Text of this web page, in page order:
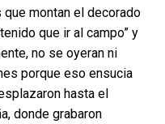
montan el decorado
que ir al campo” y
no se oyeran ni
porque eso ensucia
hasta el
donde grabaron